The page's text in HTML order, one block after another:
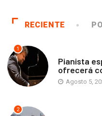
RECIENTE
1
Pianista
ofrecerá
Agosto 5,
2